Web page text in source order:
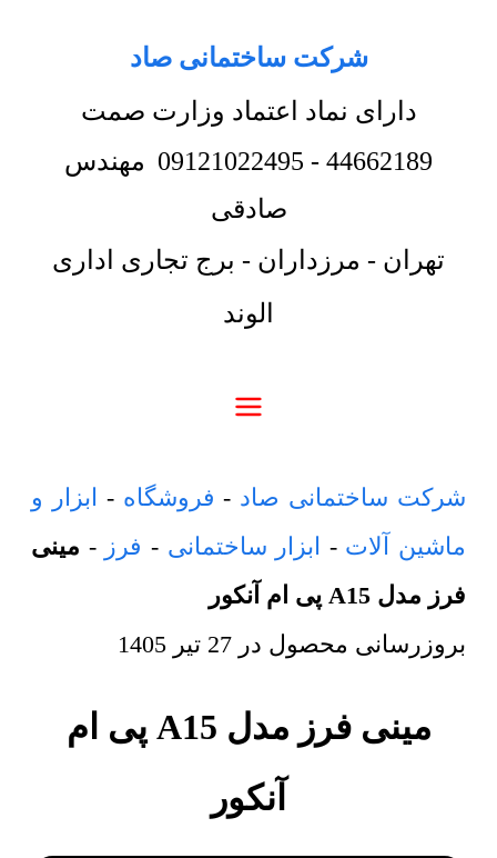
شرکت ساختمانی صاد
دارای نماد اعتماد وزارت صمت
44662189
-
09121022495 مهندس
صادقی
تهران - مرزداران - برج تجاری اداری
الوند
شرکت ساختمانی صاد - فروشگاه - ابزار و
ماشین آلات - ابزار ساختمانی - فرز - مینی
فرز مدل A15 پی ام آنکور
بروزرسانی محصول در 27 تیر 1405
مینی فرز مدل A15 پی ام
آنکور